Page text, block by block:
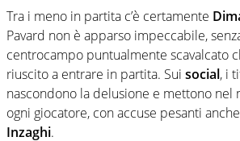
Tra i meno in partita c’è certamente
Pavard non è apparso impeccabile,
centrocampo puntualmente scavalcato
riuscito a entrare in partita. Sui social, i
nascondono la delusione e mettono nel
ogni giocatore, con accuse pesanti
Inzaghi.